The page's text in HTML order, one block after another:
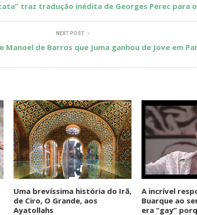
traz tradução inédita de Georges Perec para
NEXT POST
Manoel de Barros que Juma ganhou de Jove em
Uma brevíssima história do Irã,
de Ciro, O Grande, aos
Ayatollahs
A incrível
Buarque ao
era “gay”